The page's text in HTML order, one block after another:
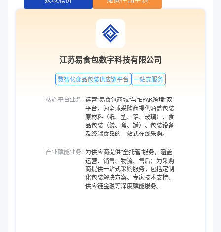
江苏易食包数字科技有限公司
数智化食品包装供应链平台 一站式服务
核心平台业务: 运营“易食包商城”与“EPAK跨境”双
平台，为全球采购商提供涵盖包装
原材料（纸、塑、铝、玻璃）、食
品包装（袋、盒、罐）、包装设备
及终端食品的一站式在线采购。
产业赋能业务: 为供应商提供“全托管”服务，涵盖
运营、销售、物流、售后；为采购
商提供一站式采购服务，包括定制
化包装解决方案、专家技术支持、
供应链金融等深度赋能服务。